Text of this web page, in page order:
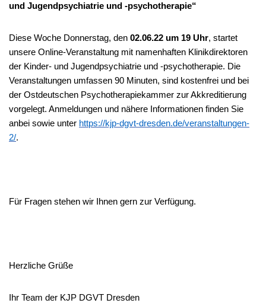
und Jugendpsychiatrie und -psychotherapie“
Diese Woche Donnerstag, den 02.06.22 um 19 Uhr, startet
unsere Online-Veranstaltung mit namenhaften Klinikdirektoren
der Kinder- und Jugendpsychiatrie und -psychotherapie. Die
Veranstaltungen umfassen 90 Minuten, sind kostenfrei und bei
der Ostdeutschen Psychotherapiekammer zur Akkreditierung
vorgelegt. Anmeldungen und nähere Informationen finden Sie
anbei sowie unter https://kjp-dgvt-dresden.de/veranstaltungen-
2/.
Für Fragen stehen wir Ihnen gern zur Verfügung.
Herzliche Grüße
Ihr Team der KJP DGVT Dresden